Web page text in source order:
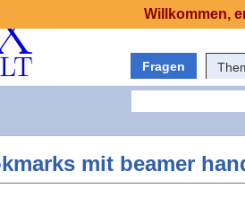
Fragen
mit beamer
Willkommen,